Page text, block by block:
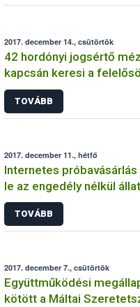
2017. december 14., csütörtök
42 hordónyi jogsértő
kapcsán keresi a
TOVÁBB
2017. december 11., hétfő
Internetes
le az engedély nélkül
termékeket forgalmazó
magánszemély
TOVÁBB
2017. december 7., csütörtök
Együttműködési
kötött a Máltai